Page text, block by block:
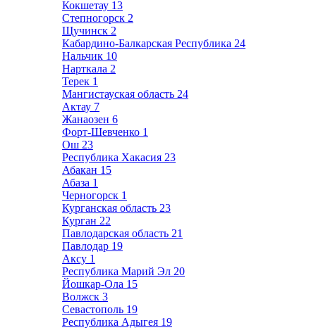
Кокшетау 13
Степногорск 2
Щучинск 2
Кабардино-Балкарская Республика 24
Нальчик 10
Нарткала 2
Терек 1
Мангистауская область 24
Актау 7
Жанаозен 6
Форт-Шевченко 1
Ош 23
Республика Хакасия 23
Абакан 15
Абаза 1
Черногорск 1
Курганская область 23
Курган 22
Павлодарская область 21
Павлодар 19
Аксу 1
Республика Марий Эл 20
Йошкар-Ола 15
Волжск 3
Севастополь 19
Республика Адыгея 19